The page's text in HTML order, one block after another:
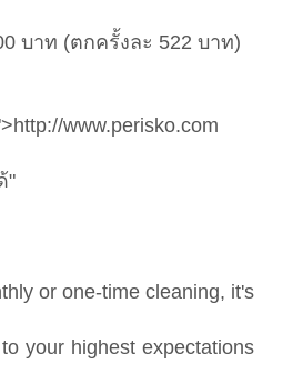
บาท (ตกครั้งละ 522 บาท)
www.perisko.com
"
or one-time cleaning, it's
your highest expectations